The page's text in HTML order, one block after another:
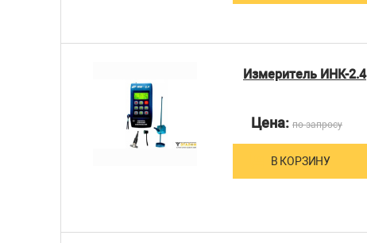
Измеритель ИНК-2.4
Цена: по запросу
В КОРЗИНУ